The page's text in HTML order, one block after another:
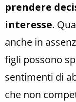
prendere
interesse.
anche in
figli possono
sentimenti di
che non